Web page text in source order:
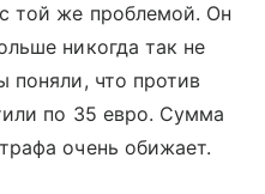
той же проблемой. Он
никогда так не
поняли, что против
по 35 евро. Сумма
очень обижает.